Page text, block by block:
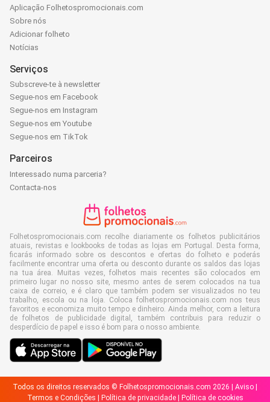
Aplicação Folhetospromocionais.com
Sobre nós
Adicionar folheto
Notícias
Serviços
Subscreve-te à newsletter
Segue-nos em Facebook
Segue-nos em Instagram
Segue-nos em Youtube
Segue-nos em TikTok
Parceiros
Interessado numa parceria?
Contacta-nos
Folhetospromocionais.com recolhe diariamente os folhetos publicitários
atuais, revistas e lookbooks de todas as lojas em Portugal. Desta forma,
ficarás informado sobre os descontos e ofertas do folheto e poderás
facilmente encontrar uma oferta ou desconto durante os saldos das lojas
na tua área. Muitas vezes, folhetos mais recentes são colocados em
primeiro lugar no nosso site, mesmo antes de serem colocados na tua
caixa de correio, e é claro que também podem ser visualizados no teu
trabalho, escola ou na loja. Coloca folhetospromocionais.com nos teus
favoritos e economiza muito tempo e dinheiro. Ainda melhor, com a leitura
de folhetos de publicidade digital, também contribuis para reduzir o
desperdício de papel e isso é bom para o nosso ambiente.
Todos os direitos reservados © Folhetospromocionais.com 2026 | Aviso
Termos e Condições
Política de privacidade| Política de cookies